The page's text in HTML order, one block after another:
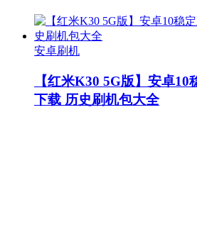
安卓刷机
【红米K30 5G版】安卓
下载 历史刷机包大全